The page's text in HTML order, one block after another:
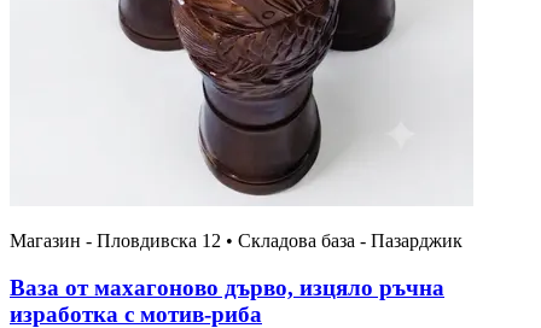
Магазин - Пловдивска 12 • Складова база - Пазарджик
Ваза от махагоново дърво, изцяло ръчна
изработка с мотив-риба